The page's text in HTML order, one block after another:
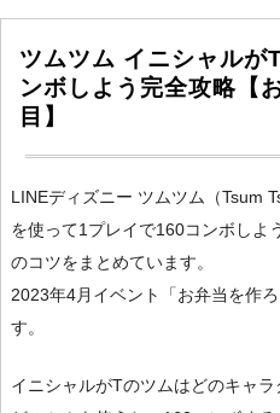
ツムツム イニシャルが
ンボしよう完全攻略【
目】
LINEディズニー ツムツム（Tsum
を使って1プレイで160コンボしよ
のコツをまとめています。
2023年4月イベント「お弁当を作
す。
イニシャルがTのツムはどのキャラ